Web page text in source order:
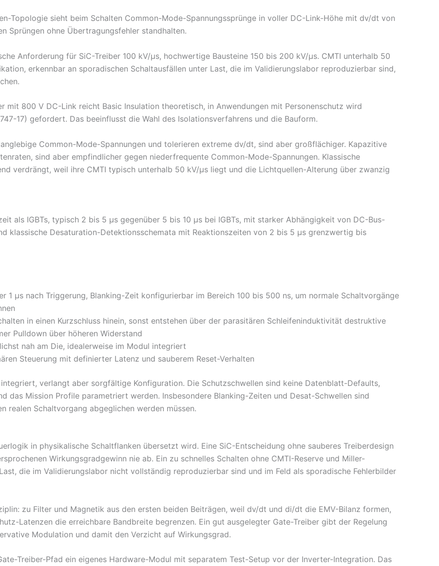
Topologie sieht beim Schalten Common-Mode-Spannungssprünge in voller DC-Link-Höhe mit dv/dt von
Sprüngen ohne Übertragungsfehler standhalten.
Anforderung für SiC-Treiber 100 kV/µs, hochwertige Bausteine 150 bis 200 kV/µs. CMTI unterhalb 50
erkennbar an sporadischen Schaltausfällen unter Last, die im Validierungslabor reproduzierbar sind,
mit 800 V DC-Link reicht Basic Insulation theoretisch, in Anwendungen mit Personenschutz wird
17) gefordert. Das beeinflusst die Wahl des Isolationsverfahrens und die Bauform.
Common-Mode-Spannungen und tolerieren extreme dv/dt, sind aber großflächiger. Kapazitive
sind aber empfindlicher gegen niederfrequente Common-Mode-Spannungen. Klassische
verdrängt, weil ihre CMTI typisch unterhalb 50 kV/µs liegt und die Lichtquellen-Alterung über zwanzig
als IGBTs, typisch 2 bis 5 µs gegenüber 5 bis 10 µs bei IGBTs, mit starker Abhängigkeit von DC-Bus-
klassische Desaturation-Detektionsschemata mit Reaktionszeiten von 2 bis 5 µs grenzwertig bis
1 µs nach Triggerung, Blanking-Zeit konfigurierbar im Bereich 100 bis 500 ns, um normale Schaltvorgänge
in einen Kurzschluss hinein, sonst entstehen über der parasitären Schleifeninduktivität destruktive
Pulldown über höheren Widerstand
nah am Die, idealerweise im Modul integriert
Steuerung mit definierter Latenz und sauberem Reset-Verhalten
verlangt aber sorgfältige Konfiguration. Die Schutzschwellen sind keine Datenblatt-Defaults,
das Mission Profile parametriert werden. Insbesondere Blanking-Zeiten und Desat-Schwellen sind
realen Schaltvorgang abgeglichen werden müssen.
in physikalische Schaltflanken übersetzt wird. Eine SiC-Entscheidung ohne sauberes Treiberdesign
Wirkungsgradgewinn nie ab. Ein zu schnelles Schalten ohne CMTI-Reserve und Miller-
die im Validierungslabor nicht vollständig reproduzierbar sind und im Feld als sporadische Fehlerbilder
zu Filter und Magnetik aus den ersten beiden Beiträgen, weil dv/dt und di/dt die EMV-Bilanz formen,
Latenzen die erreichbare Bandbreite begrenzen. Ein gut ausgelegter Gate-Treiber gibt der Regelung
Modulation und damit den Verzicht auf Wirkungsgrad.
Treiber-Pfad ein eigenes Hardware-Modul mit separatem Test-Setup vor der Inverter-Integration. Das